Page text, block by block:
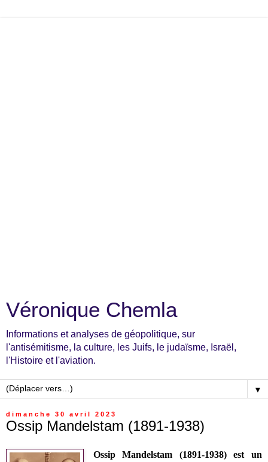
Véronique Chemla
Informations et analyses de géopolitique, sur
l'antisémitisme, la culture, les Juifs, le judaïsme, Israël,
l'Histoire et l'aviation.
▼
dimanche 30 avril 2023
Ossip Mandelstam (1891-1938)
Ossip Mandelstam (1891-1938) est un